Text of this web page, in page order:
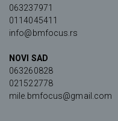
063237971
0114045411
info@bmfocus.rs
NOVI SAD
063260828
021522778
mile.bmfocus@gmail.com